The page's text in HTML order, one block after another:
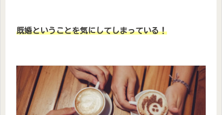
既婚ということを気にしてしまっている！